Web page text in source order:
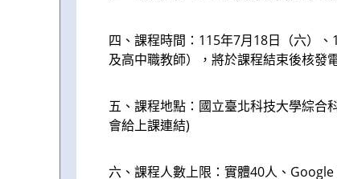
四、課程時間：115年7月18日（六）
及高中職教師），將於課程結束後核發
五、課程地點：國立臺北科技大學綜合
會給上課連結)
六、課程人數上限：實體40人、